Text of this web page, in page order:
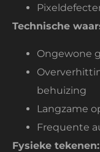
Technische
Ongewone
behuizing
Langzame
Frequente
Fysieke tekenen: